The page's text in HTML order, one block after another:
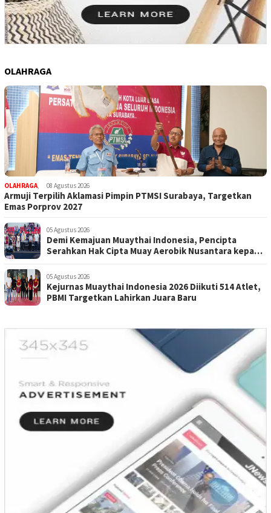
OLAHRAGA
OLAHRAGA, 08 Agustus 2026
Armuji Terpilih Aklamasi Pimpin PTMSI Surabaya, Targetkan
Emas Porprov 2027
05 Agustus 2026
Demi Kemajuan Muaythai Indonesia, Pencipta
Serahkan Hak Cipta Muay Aerobik Nusantara kepada
05 Agustus 2026
Kejurnas Muaythai Indonesia 2026 Diikuti 514 Atlet,
PBMI Targetkan Lahirkan Juara Baru